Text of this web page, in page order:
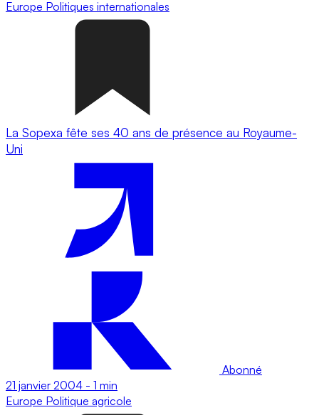
Europe Politiques internationales
La Sopexa fête ses 40 ans de présence au Royaume-
Uni
Abonné
21 janvier 2004 - 1 min
Europe Politique agricole